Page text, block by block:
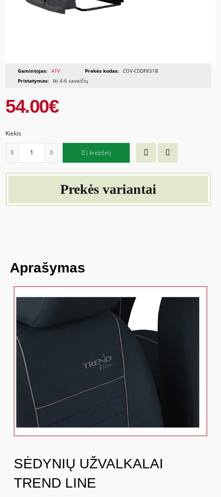
Gamintojas: ATV Prekės kodas: COV-C0DF831B
Pristatymas:
Iki 4-6 savaičių
54.00€
Kiekis
Į krepšelį
Prekės variantai
Aprašymas
SĖDYNIŲ UŽVALKALAI
TREND LINE